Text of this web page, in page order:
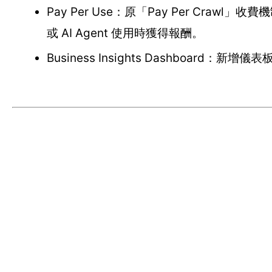
Pay Per Use：原「Pay Per Crawl」收費
或 AI Agent 使用時獲得報酬。
Business Insights Dashboard：新增儀表